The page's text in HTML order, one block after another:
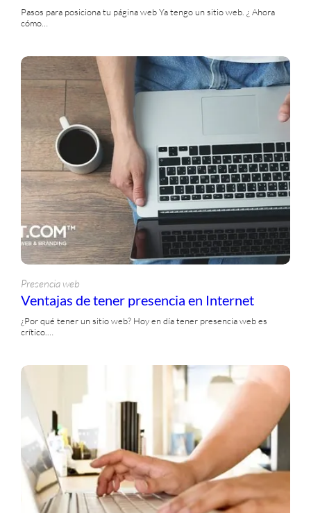
Pasos para posiciona tu página web Ya tengo un sitio web. ¿ Ahora
cómo…
Presencia web
Ventajas de tener presencia en Internet
¿Por qué tener un sitio web? Hoy en día tener presencia web es
crítico.…